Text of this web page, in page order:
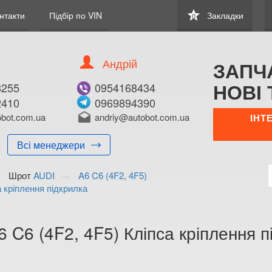
Підбір по VIN star
0 Закладки
Всі менеджери
Андрій
0954168434
0969894390
drafts andriy@autobot.com.ua
НОВІ
ШротAUDI
A6 C6 (4F2, 4F5)
кріплення підкрилка
C6 (4F2, 4F5) Кліпса кріплення
В ЗАКЛАДКИ КУПИТИ
+38 (050) 672-
+38 (098) 897-